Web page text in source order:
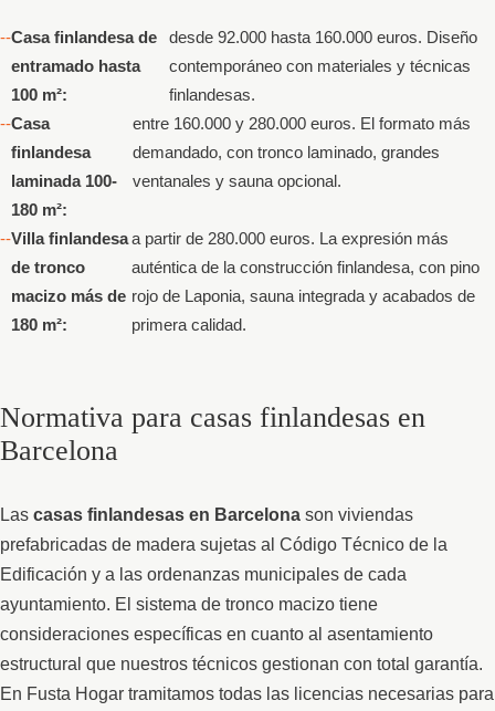
Casa finlandesa de
entramado hasta
100 m²:
desde 92.000 hasta 160.000 euros. Diseño
contemporáneo con materiales y técnicas
finlandesas.
Casa
finlandesa
laminada 100-
180 m²:
entre 160.000 y 280.000 euros. El formato más
demandado, con tronco laminado, grandes
ventanales y sauna opcional.
Villa finlandesa
de tronco
macizo más de
180 m²:
a partir de 280.000 euros. La expresión más
auténtica de la construcción finlandesa, con pino
rojo de Laponia, sauna integrada y acabados de
primera calidad.
Normativa para casas finlandesas en
Barcelona
Las casas finlandesas en Barcelona son viviendas
prefabricadas de madera sujetas al Código Técnico de la
Edificación y a las ordenanzas municipales de cada
ayuntamiento. El sistema de tronco macizo tiene
consideraciones específicas en cuanto al asentamiento
estructural que nuestros técnicos gestionan con total garantía.
En Fusta Hogar tramitamos todas las licencias necesarias para